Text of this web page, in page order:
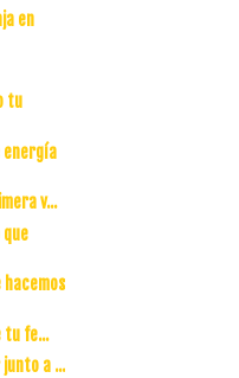
en
tu
energía
v...
hacemos
tu fe...
a ...